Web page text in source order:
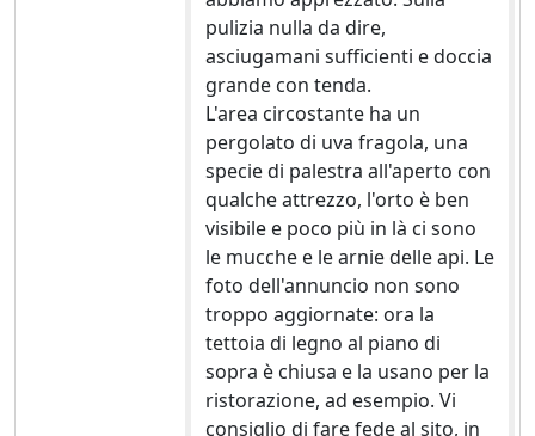
pulizia nulla da dire,
asciugamani sufficienti e doccia
grande con tenda.
L'area circostante ha un
pergolato di uva fragola, una
specie di palestra all'aperto con
qualche attrezzo, l'orto è ben
visibile e poco più in là ci sono
le mucche e le arnie delle api. Le
foto dell'annuncio non sono
troppo aggiornate: ora la
tettoia di legno al piano di
sopra è chiusa e la usano per la
ristorazione, ad esempio. Vi
consiglio di fare fede al sito, in